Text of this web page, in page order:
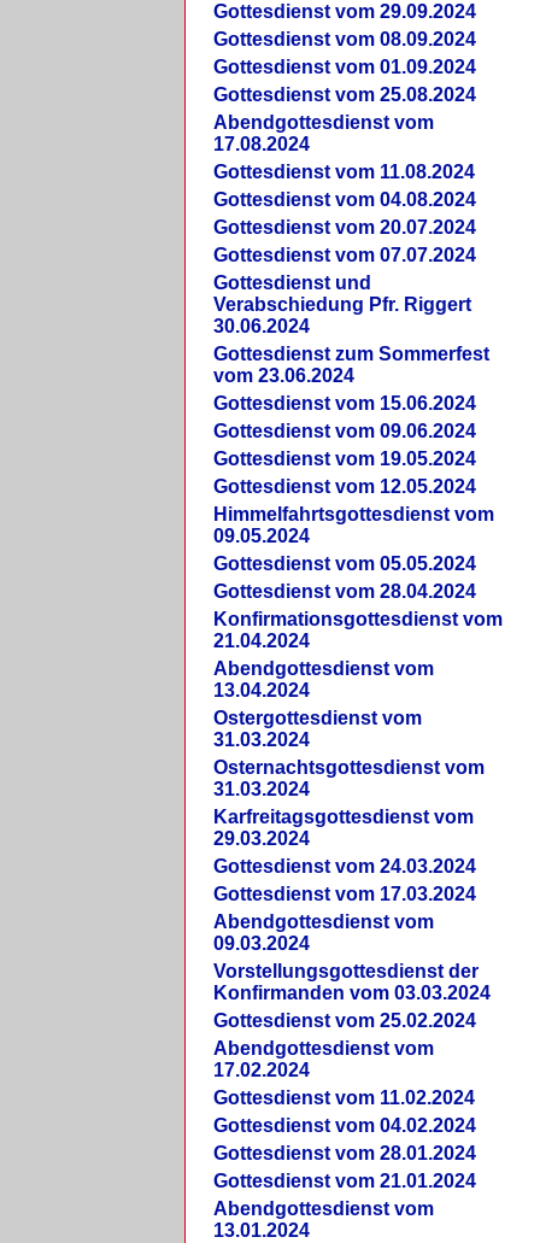
Gottesdienst vom 29.09.2024
Gottesdienst vom 08.09.2024
Gottesdienst vom 01.09.2024
Gottesdienst vom 25.08.2024
Abendgottesdienst vom
17.08.2024
Gottesdienst vom 11.08.2024
Gottesdienst vom 04.08.2024
Gottesdienst vom 20.07.2024
Gottesdienst vom 07.07.2024
Gottesdienst und
Verabschiedung Pfr. Riggert
30.06.2024
Gottesdienst zum Sommerfest
vom 23.06.2024
Gottesdienst vom 15.06.2024
Gottesdienst vom 09.06.2024
Gottesdienst vom 19.05.2024
Gottesdienst vom 12.05.2024
Himmelfahrtsgottesdienst vom
09.05.2024
Gottesdienst vom 05.05.2024
Gottesdienst vom 28.04.2024
Konfirmationsgottesdienst vom
21.04.2024
Abendgottesdienst vom
13.04.2024
Ostergottesdienst vom
31.03.2024
Osternachtsgottesdienst vom
31.03.2024
Karfreitagsgottesdienst vom
29.03.2024
Gottesdienst vom 24.03.2024
Gottesdienst vom 17.03.2024
Abendgottesdienst vom
09.03.2024
Vorstellungsgottesdienst der
Konfirmanden vom 03.03.2024
Gottesdienst vom 25.02.2024
Abendgottesdienst vom
17.02.2024
Gottesdienst vom 11.02.2024
Gottesdienst vom 04.02.2024
Gottesdienst vom 28.01.2024
Gottesdienst vom 21.01.2024
Abendgottesdienst vom
13.01.2024